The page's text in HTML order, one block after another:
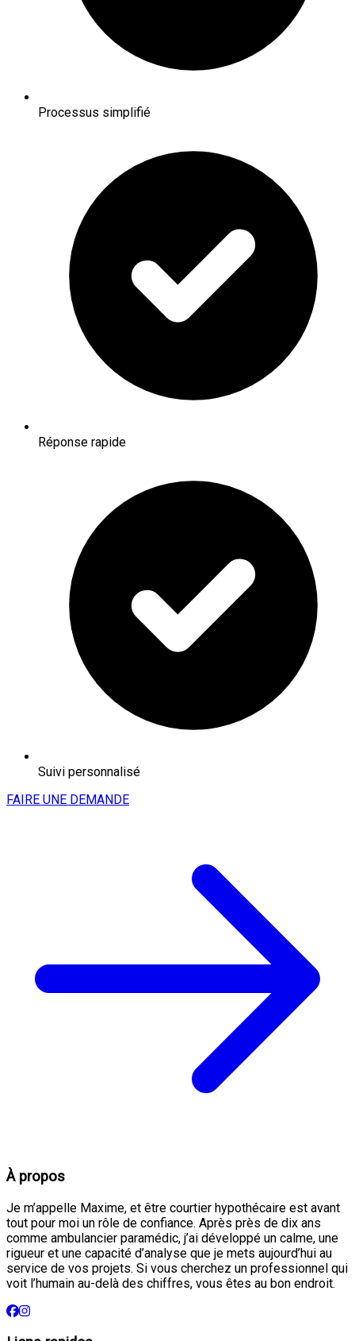
Processus simplifié
Réponse rapide
Suivi personnalisé
FAIRE UNE DEMANDE
À propos
Je m’appelle Maxime, et être courtier hypothécaire est avant
tout pour moi un rôle de confiance. Après près de dix ans
comme ambulancier paramédic, j’ai développé un calme, une
rigueur et une capacité d’analyse que je mets aujourd’hui au
service de vos projets. Si vous cherchez un professionnel qui
voit l’humain au-delà des chiffres, vous êtes au bon endroit.